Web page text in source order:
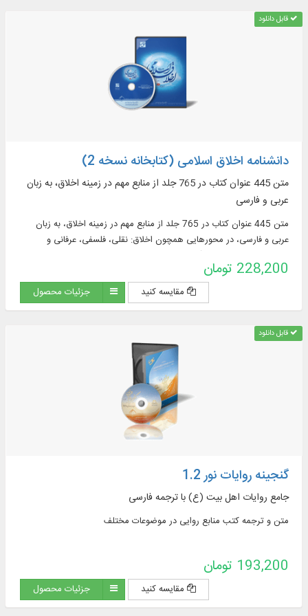
نصوص البرنامج، تخزين المجالات التي تم تعريفها من قبل المستخدم في
ومعاجم اللغة باللغتين العربية و الفارسية في ۶۲ مجلداً بقابليات البحث
قابل دانلود
دانشنامه اخلاق اسلامی (کتابخانه نسخه 2)
متن 445 عنوان کتاب در 765 جلد از منابع مهم در زمينه اخلاق، به زبان
عربی و فارسی
متن 445 عنوان کتاب در 765 جلد از منابع مهم در زمينه اخلاق، به زبان
عربی و فارسی، در محورهایی همچون اخلاق: نقلی، فلسفی، عرفانی و
228,200 تومان
مقایسه کنید جزئیات محصول
قابل دانلود
گنجینه روایات نور 1.2
جامع روایات اهل بیت (ع) با ترجمه فارسی
متن و ترجمه کتب منابع روایی در موضوعات مختلف
193,200 تومان
مقایسه کنید جزئیات محصول